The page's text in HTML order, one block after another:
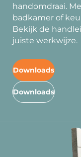
handomdraai.
badkamer of
Bekijk de
juiste werkwijze.
Downloads
Downloads